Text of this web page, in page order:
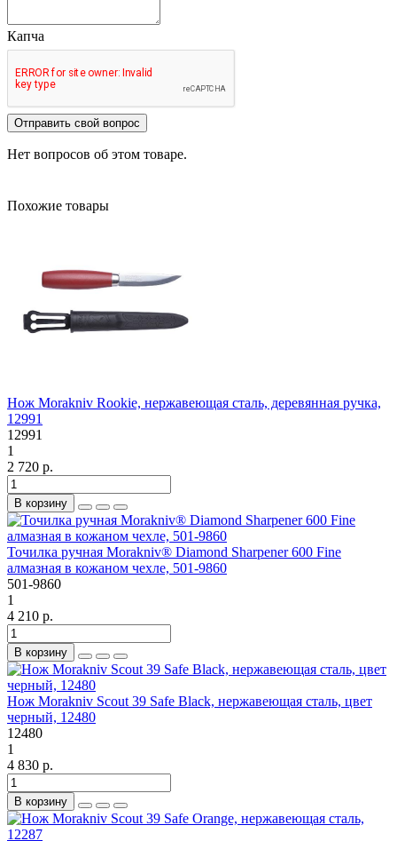
Капча
Отправить свой вопрос
Нет вопросов об этом товаре.
Похожие товары
Нож Morakniv Rookie, нержавеющая сталь, деревянная ручка,
12991
12991
1
2 720 р.
В корзину
Точилка ручная Morakniv® Diamond Sharpener 600 Fine
алмазная в кожаном чехле, 501-9860
501-9860
1
4 210 р.
В корзину
Нож Morakniv Scout 39 Safe Black, нержавеющая сталь, цвет
черный, 12480
12480
1
4 830 р.
В корзину